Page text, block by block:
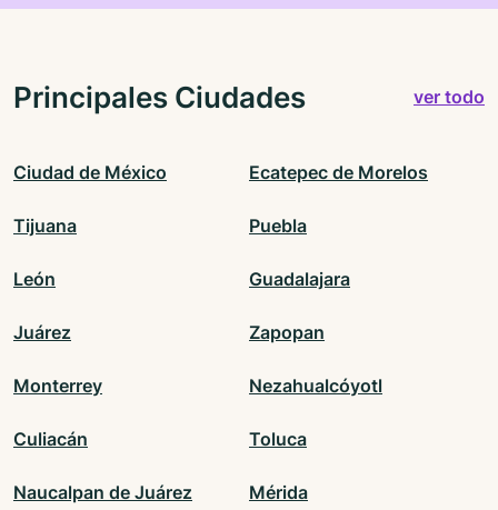
Principales Ciudades ver todo
Ciudad de México Ecatepec de Morelos
Tijuana Puebla
León Guadalajara
Juárez Zapopan
Monterrey Nezahualcóyotl
Culiacán Toluca
Naucalpan de Juárez Mérida